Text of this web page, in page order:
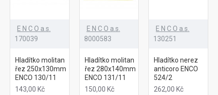
E N C O a.s.
170039
Hladítko molitan
řez 250x130mm
ENCO 130/11
143,00 Kč
E N C O a.s.
8000583
Hladítko molitan
řez 280x140mm
ENCO 131/11
150,00 Kč
E N C O a.s.
130251
Hladítko nerez
anticoro ENCO
524/2
262,00 Kč